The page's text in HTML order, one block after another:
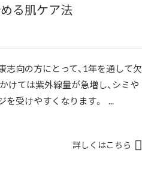
る肌ケア法
志向の方にとって、1年を通して欠
けては紫外線量が急増し、シミや
を受けやすくなります。 ...
詳しくはこちら